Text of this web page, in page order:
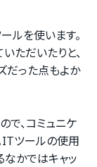
イミツ』
ーズ』
ルを使います。
ただいたりと、
だった点もよか
、コミュニケ
ITツールの使用
かではキャッ